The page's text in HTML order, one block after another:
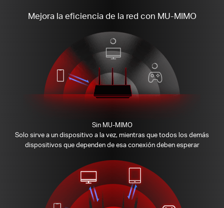
Mejora la eficiencia de la red con MU-MIMO
Sin MU-MIMO
Solo sirve a un dispositivo a la vez, mientras que todos los demás
dispositivos que dependen de esa conexión deben esperar